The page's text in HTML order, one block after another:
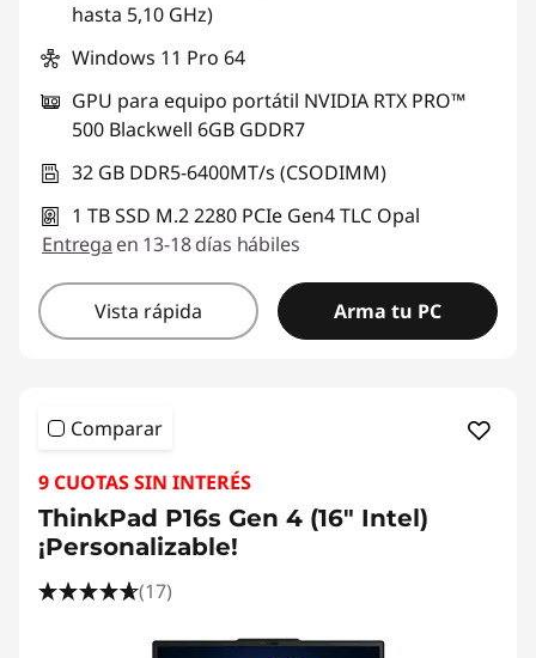
hasta 5,10 GHz)
Windows 11 Pro 64
GPU para equipo portátil NVIDIA RTX PRO™
500 Blackwell 6GB GDDR7
32 GB DDR5-6400MT/s (CSODIMM)
1 TB SSD M.2 2280 PCIe Gen4 TLC Opal
Entrega en 13-18 días hábiles
Vista rápida Arma tu PC
Comparar
9 CUOTAS SIN INTERÉS
ThinkPad P16s Gen 4 (16" Intel)
¡Personalizable!
(17)